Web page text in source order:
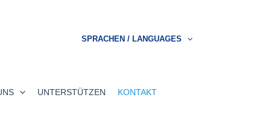
SPRACHEN / LANGUAGES
UNTERSTÜTZEN KONTAKT